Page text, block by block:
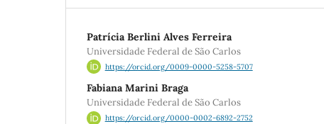
Patrícia Berlini Alves Ferreira
Universidade Federal de São Carlos
https://orcid.org/0009-0000-5258-5707
Fabiana Marini Braga
Universidade Federal de São Carlos
https://orcid.org/0000-0002-6892-2752